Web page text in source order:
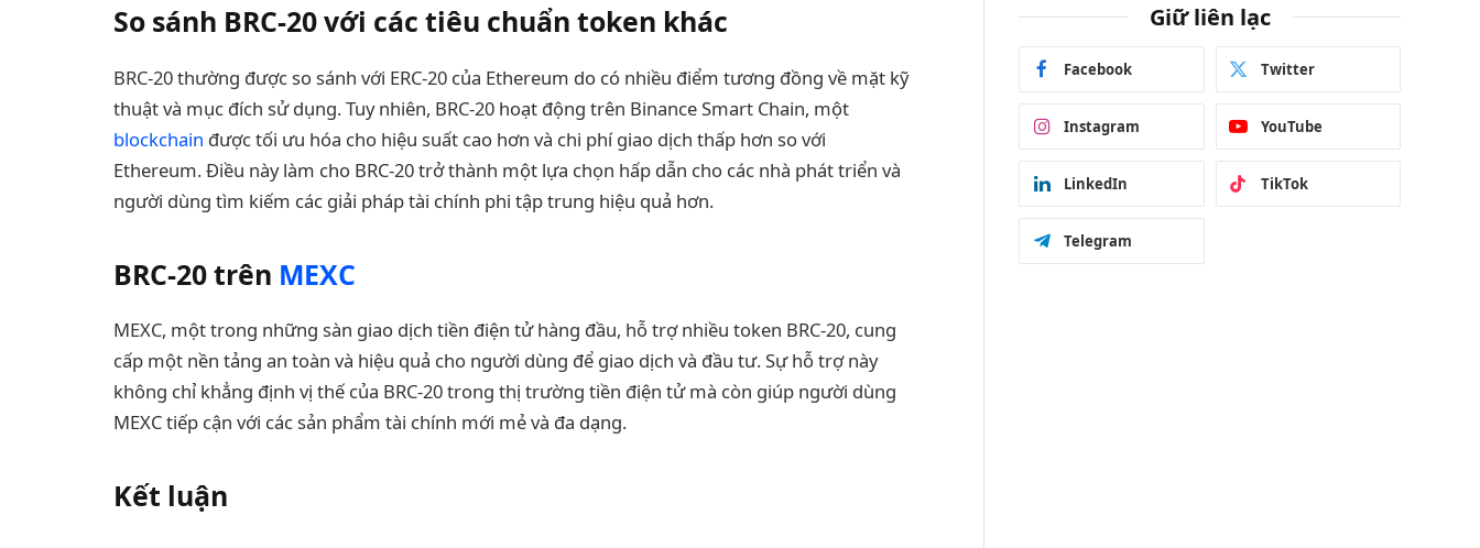
So sánh BRC-20 với các tiêu chuẩn token khác
BRC-20 thường được so sánh với ERC-20 của Ethereum do có nhiều điểm tương đồng về mặt kỹ
thuật và mục đích sử dụng. Tuy nhiên, BRC-20 hoạt động trên Binance Smart Chain, một
blockchain được tối ưu hóa cho hiệu suất cao hơn và chi phí giao dịch thấp hơn so với
Ethereum. Điều này làm cho BRC-20 trở thành một lựa chọn hấp dẫn cho các nhà phát triển và
người dùng tìm kiếm các giải pháp tài chính phi tập trung hiệu quả hơn.
BRC-20 trên MEXC
MEXC, một trong những sàn giao dịch tiền điện tử hàng đầu, hỗ trợ nhiều token BRC-20, cung
cấp một nền tảng an toàn và hiệu quả cho người dùng để giao dịch và đầu tư. Sự hỗ trợ này
không chỉ khẳng định vị thế của BRC-20 trong thị trường tiền điện tử mà còn giúp người dùng
MEXC tiếp cận với các sản phẩm tài chính mới mẻ và đa dạng.
Kết luận
Giữ liên lạc
Facebook Twitter
Instagram YouTube
LinkedIn TikTok
Telegram